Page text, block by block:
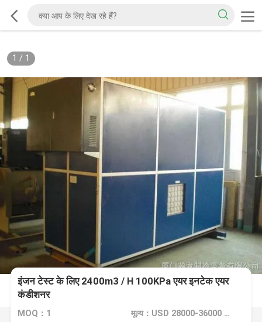
1 / 1
इंजन टेस्ट के लिए 2400m3 / H 100KPa एयर इनटेक एयर
कंडीशनर
MOQ：1 मूल्य：USD 28000-36000 dollar